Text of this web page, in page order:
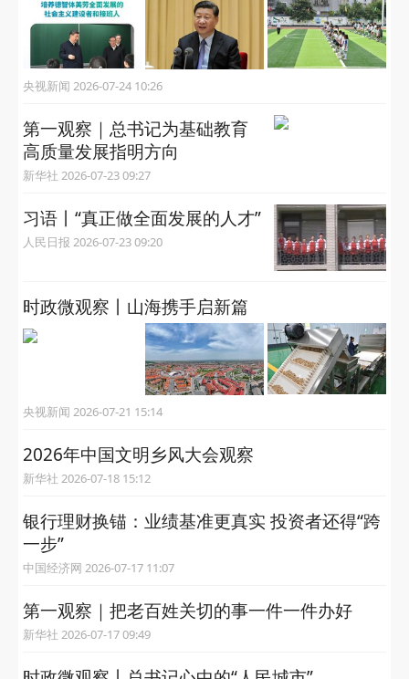
央视新闻 2026-07-24 10:26
第一观察｜总书记为基础教育
高质量发展指明方向
新华社 2026-07-23 09:27
习语丨“真正做全面发展的人才”
人民日报 2026-07-23 09:20
时政微观察丨山海携手启新篇
央视新闻 2026-07-21 15:14
2026年中国文明乡风大会观察
新华社 2026-07-18 15:12
银行理财换锚：业绩基准更真实 投资者还得“跨
一步”
中国经济网 2026-07-17 11:07
第一观察｜把老百姓关切的事一件一件办好
新华社 2026-07-17 09:49